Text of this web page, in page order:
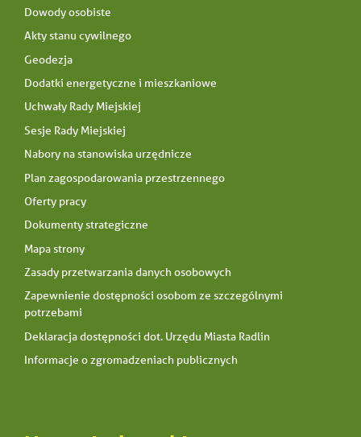
Dowody osobiste
Akty stanu cywilnego
Geodezja
Dodatki energetyczne i mieszkaniowe
Uchwały Rady Miejskiej
Sesje Rady Miejskiej
Nabory na stanowiska urzędnicze
Plan zagospodarowania przestrzennego
Oferty pracy
Dokumenty strategiczne
Mapa strony
Zasady przetwarzania danych osobowych
Zapewnienie dostępności osobom ze szczególnymi
potrzebami
Deklaracja dostępności dot. Urzędu Miasta Radlin
Informacje o zgromadzeniach publicznych